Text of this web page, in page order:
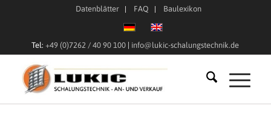
Datenblätter FAQ Baulexikon
Tel: +49 (0)7262 / 40 90 100 info@lukic-schalungstechnik.de